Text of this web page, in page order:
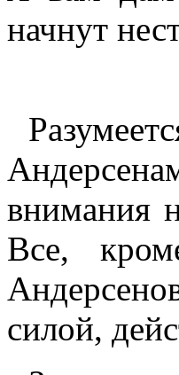
начнут
внимания
Все,
силой,